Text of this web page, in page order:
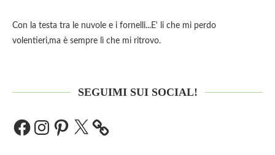
Con la testa tra le nuvole e i fornelli...E' li che mi perdo
volentieri,ma è sempre lì che mi ritrovo.
SEGUIMI SUI SOCIAL!